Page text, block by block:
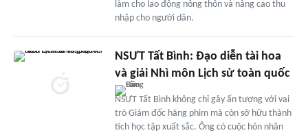
làm cho lao động nông thôn và nâng cao thu
nhập cho người dân.
NSƯT Tất Bình: Đạo diễn tài hoa
và giải Nhì môn Lịch sử toàn quốc
NSƯT Tất Bình không chỉ gây ấn tượng với vai
trò Giám đốc hãng phim mà còn sở hữu thành
tích học tập xuất sắc. Ông có cuộc hôn nhân